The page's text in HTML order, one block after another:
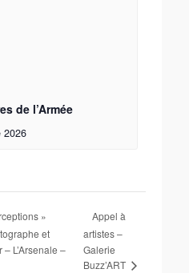
de l’Armée
2026
»
et
L’Arsenale –
Appel à
artistes –
Galerie
Buzz’ART